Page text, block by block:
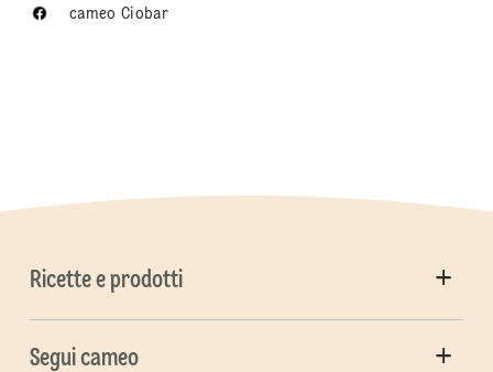
cameo Ciobar
Ricette e prodotti
Segui cameo